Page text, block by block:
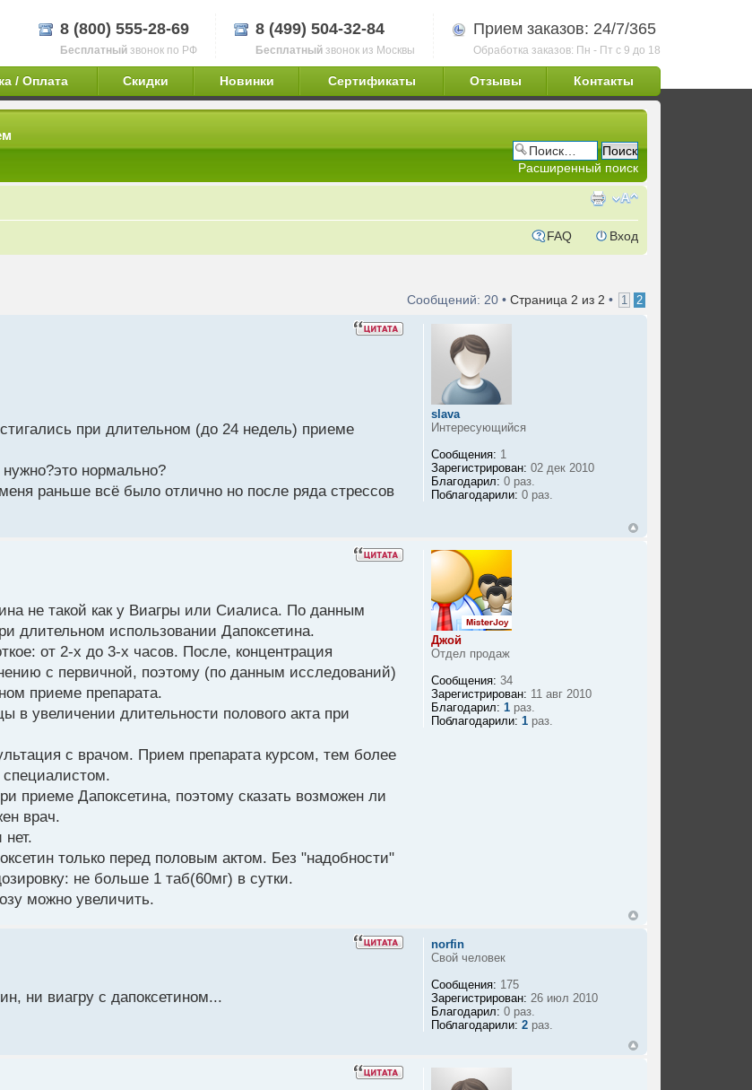
8 (800) 555-28-69
Бесплатный звонок по РФ
8 (499) 504-32-84
Бесплатный звонок из Москвы
Прием заказов: 24/7/365
Обработка заказов: Пн - Пт с 9 до 18
/ Оплата Скидки Новинки Сертификаты Отзывы Контакты
Расширенный поиск
FAQ Вход
Сообщений: 20 • Страница 2 из 2 • 1 2
при длительном (до 24 недель) приеме
нормально?
раньше всё было отлично но после ряда стрессов
slava
Интересующийся
Сообщения: 1
Зарегистрирован: 02 дек 2010
Благодарил: 0 раз.
Поблагодарили: 0 раз.
не такой как у Виагры или Сиалиса. По данным
длительном использовании Дапоксетина.
от 2-х до 3-х часов. После, концентрация
с первичной, поэтому (по данным исследований)
приеме препарата.
в увеличении длительности полового акта при
с врачом. Прием препарата курсом, тем более
приеме Дапоксетина, поэтому сказать возможен ли
врач.
только перед половым актом. Без "надобности"
не больше 1 таб(60мг) в сутки.
можно увеличить.
Джой
Отдел продаж
Сообщения: 34
Зарегистрирован: 11 авг 2010
Благодарил: 1 раз.
Поблагодарили: 1 раз.
ни виагру с дапоксетином...
norfin
Свой человек
Сообщения: 175
Зарегистрирован: 26 июл 2010
Благодарил: 0 раз.
Поблагодарили: 2 раз.